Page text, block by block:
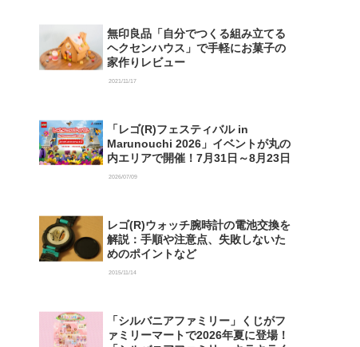
無印良品「自分でつくる組み立てる
ヘクセンハウス」で手軽にお菓子の
家作りレビュー
2021/11/17
「レゴ(R)フェスティバル in
Marunouchi 2026」イベントが丸の
内エリアで開催！7月31日～8月23日
2026/07/09
レゴ(R)ウォッチ腕時計の電池交換を
解説：手順や注意点、失敗しないた
めのポイントなど
2015/11/14
「シルバニアファミリー」くじがフ
ァミリーマートで2026年夏に登場！